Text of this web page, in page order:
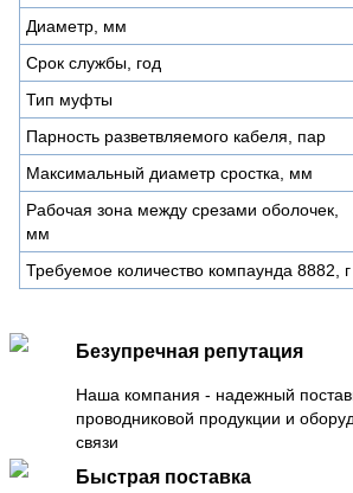
Диаметр, мм
Срок службы, год
Тип муфты
Парность разветвляемого кабеля, пар
Максимальный диаметр сростка, мм
Рабочая зона между срезами оболочек,
мм
Требуемое количество компаунда 8882, г
Безупречная репутация
Наша компания - надежный
проводниковой продукции и
связи
Быстрая поставка